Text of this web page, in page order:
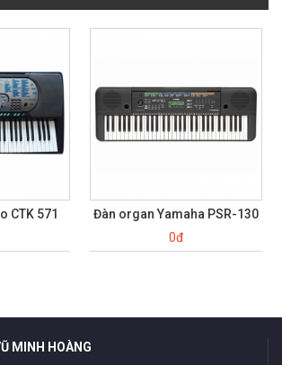
CTK 571
Đàn organ Yamaha PSR-130
0đ
MINH HOÀNG